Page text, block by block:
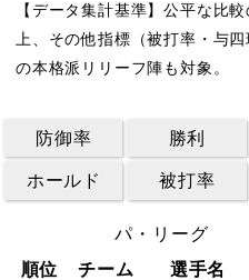
【データ集計基準】公平な比
上、その他指標（被打率・与
の本格派リリーフ陣も対象。
防御率 勝利
ホールド 被打率
パ・リーグ
順位
チーム 選手名